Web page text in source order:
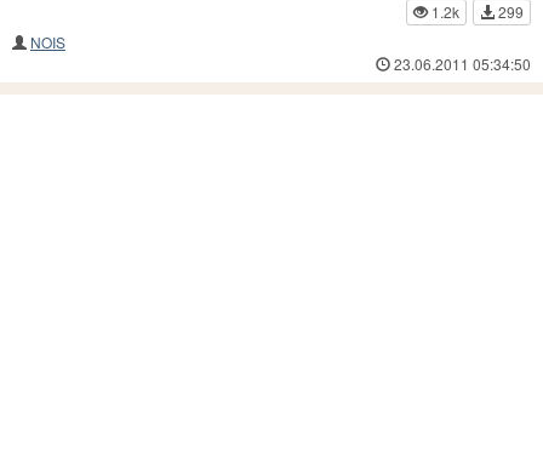
1.2k
299
NOIS
23.06.2011 05:34:50